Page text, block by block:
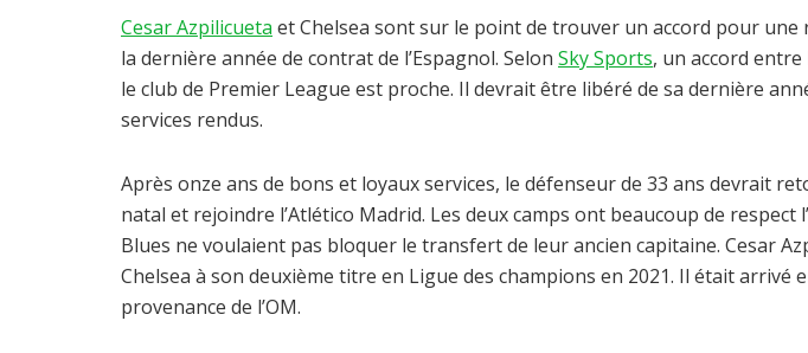
Cesar Azpilicueta et Chelsea sont sur le point de trouver un accord pour une
la dernière année de contrat de l’Espagnol. Selon Sky Sports, un accord
le club de Premier League est proche. Il devrait être libéré de sa dernière
services rendus.
Après onze ans de bons et loyaux services, le défenseur de 33 ans devrait
natal et rejoindre l’Atlético Madrid. Les deux camps ont beaucoup de respect
Blues ne voulaient pas bloquer le transfert de leur ancien capitaine. Cesar
Chelsea à son deuxième titre en Ligue des champions en 2021. Il était arrivé
provenance de l’OM.